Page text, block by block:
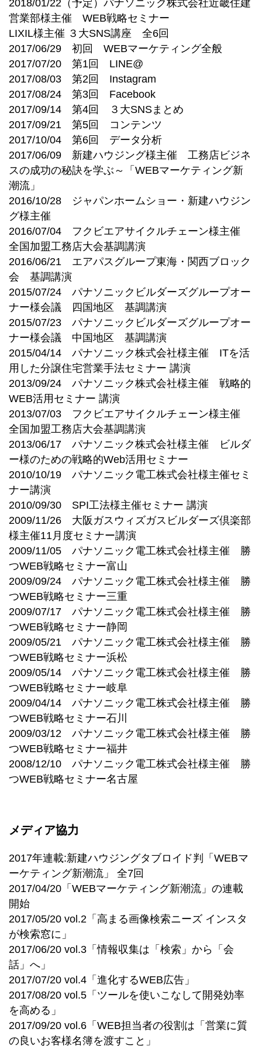
2018/01/22（予定）パナソニック株式会社近畿住建
営業部様主催 WEB戦略セミナー
LIXIL様主催 ３大SNS講座 全6回
2017/06/29 初回 WEBマーケティング全般
2017/07/20 第1回 LINE@
2017/08/03 第2回 Instagram
2017/08/24 第3回 Facebook
2017/09/14 第4回 ３大SNSまとめ
2017/09/21 第5回 コンテンツ
2017/10/04 第6回 データ分析
2017/06/09 新建ハウジング様主催 工務店ビジネ
スの成功の秘訣を学ぶ～「WEBマーケティング新
潮流」
2016/10/28 ジャパンホームショー・新建ハウジン
グ様主催
2016/07/04 フクビエアサイクルチェーン様主催
全国加盟工務店大会基調講演
2016/06/21 エアパスグループ東海・関西ブロック
会 基調講演
2015/07/24 パナソニックビルダーズグループオー
ナー様会議 四国地区 基調講演
2015/07/23 パナソニックビルダーズグループオー
ナー様会議 中国地区 基調講演
2015/04/14 パナソニック株式会社様主催 ITを活
用した分譲住宅営業手法セミナー 講演
2013/09/24 パナソニック株式会社様主催 戦略的
WEB活用セミナー 講演
2013/07/03 フクビエアサイクルチェーン様主催
全国加盟工務店大会基調講演
2013/06/17 パナソニック株式会社様主催 ビルダ
ー様のための戦略的Web活用セミナー
2010/10/19 パナソニック電工株式会社様主催セミ
ナー講演
2010/09/30 SPI工法様主催セミナー 講演
2009/11/26 大阪ガスウィズガスビルダーズ倶楽部
様主催11月度セミナー講演
2009/11/05 パナソニック電工株式会社様主催 勝
つWEB戦略セミナー富山
2009/09/24 パナソニック電工株式会社様主催 勝
つWEB戦略セミナー三重
2009/07/17 パナソニック電工株式会社様主催 勝
つWEB戦略セミナー静岡
2009/05/21 パナソニック電工株式会社様主催 勝
つWEB戦略セミナー浜松
2009/05/14 パナソニック電工株式会社様主催 勝
つWEB戦略セミナー岐阜
2009/04/14 パナソニック電工株式会社様主催 勝
つWEB戦略セミナー石川
2009/03/12 パナソニック電工株式会社様主催 勝
つWEB戦略セミナー福井
2008/12/10 パナソニック電工株式会社様主催 勝
つWEB戦略セミナー名古屋
メディア協力
2017年連載:新建ハウジングタブロイド判「WEBマ
ーケティング新潮流」 全7回
2017/04/20「WEBマーケティング新潮流」の連載
開始
2017/05/20 vol.2「高まる画像検索ニーズ インスタ
が検索窓に」
2017/06/20 vol.3「情報収集は「検索」から「会
話」へ」
2017/07/20 vol.4「進化するWEB広告」
2017/08/20 vol.5「ツールを使いこなして開発効率
を高める」
2017/09/20 vol.6「WEB担当者の役割は「営業に質
の良いお客様名簿を渡すこと」